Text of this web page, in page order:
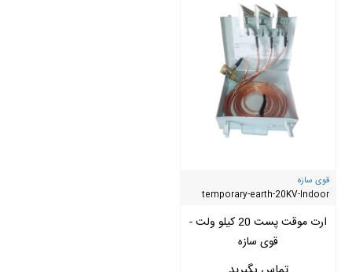
قوی سازه
temporary-earth-20KV-Indoor
ارت موقت پست 20 کیلو ولت -
قوی سازه